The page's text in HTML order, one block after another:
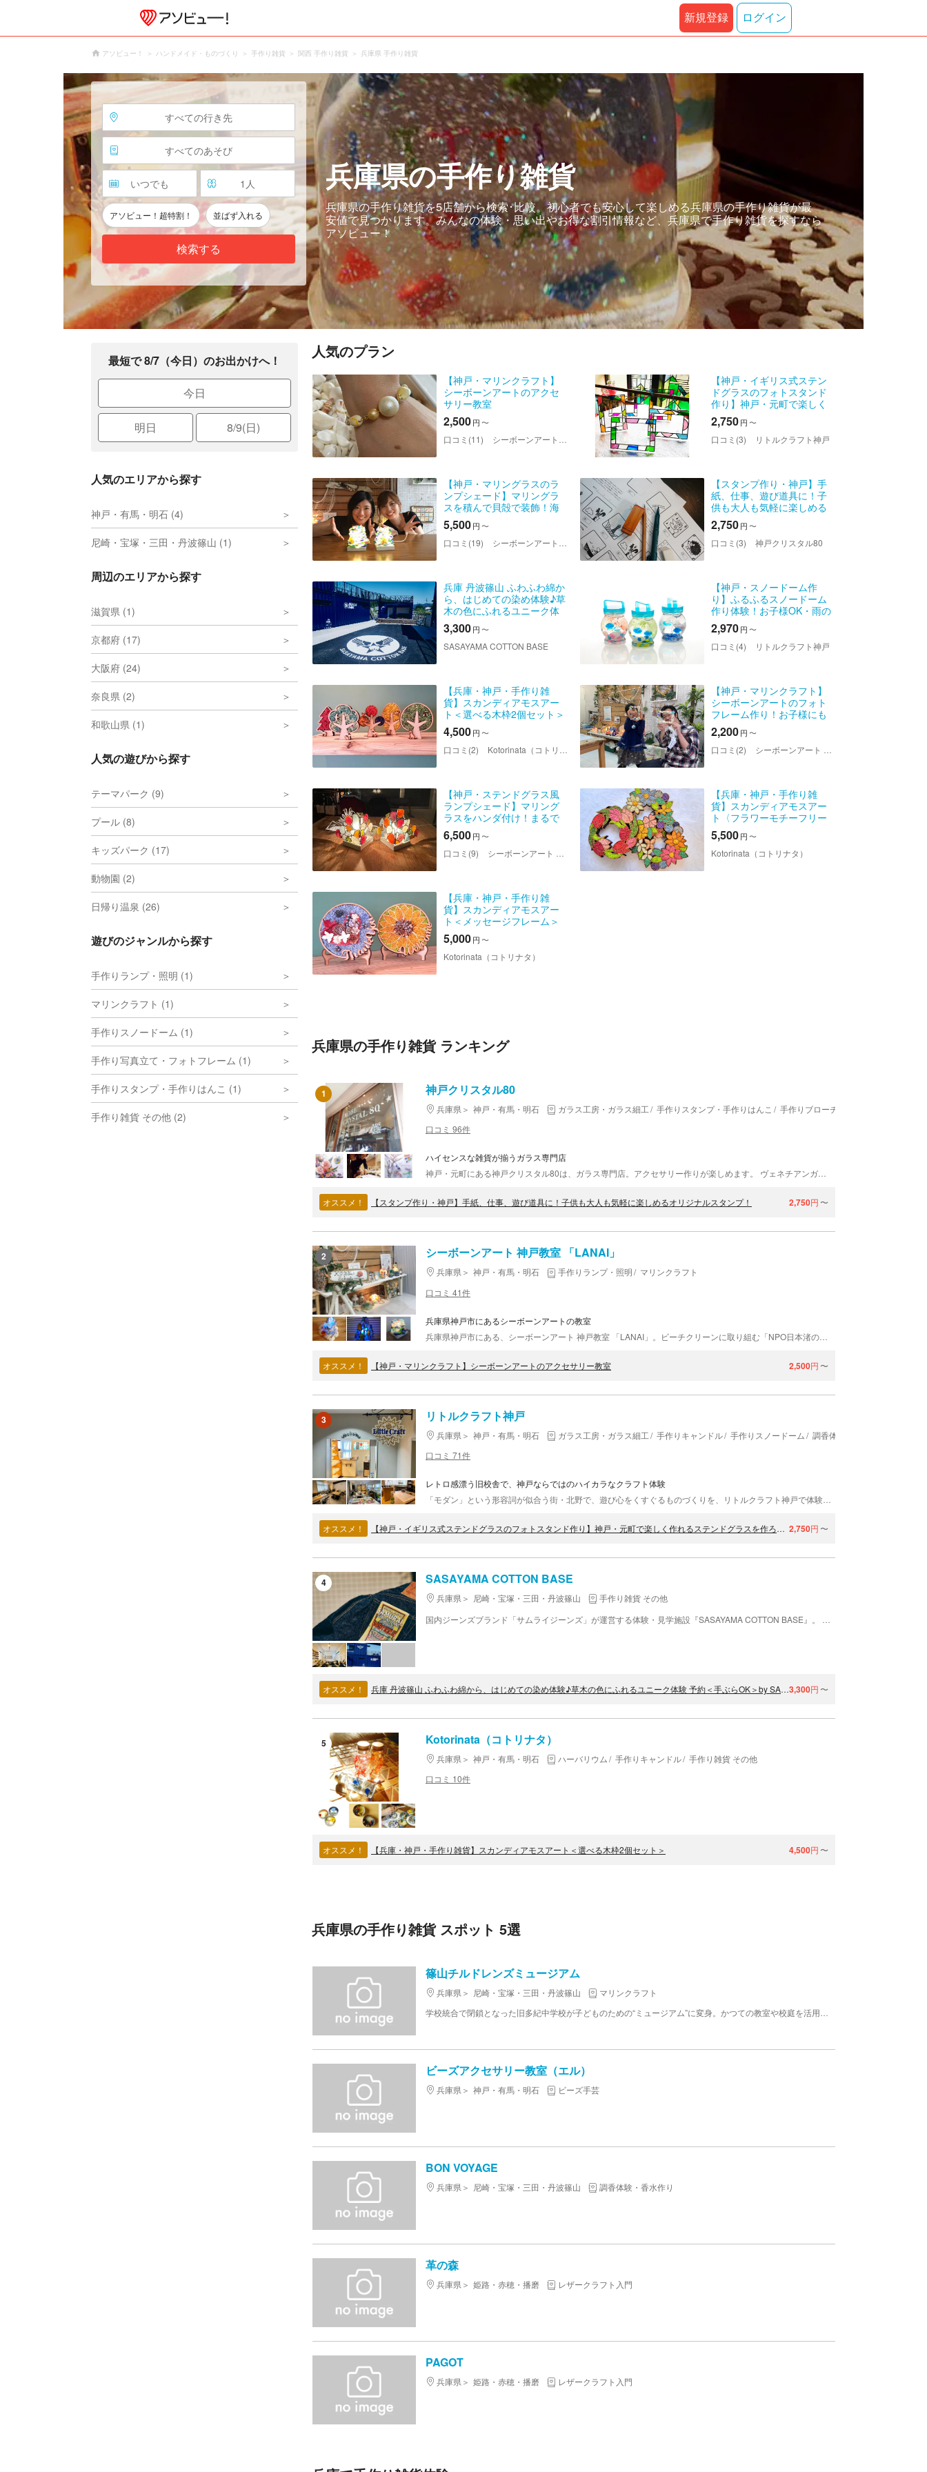
新規登録 ログイン
アソビュー！ ハンドメイド・ものづくり 手作り雑貨 関西 手作り雑貨 兵庫県 手作り雑貨
すべての行き先
すべてのあそび
いつでも 1 人
アソビュー！超特割！ 並ばず入れる
検索する
兵庫県の手作り雑貨
兵庫県の手作り雑貨を5店舗から検索･比較。初心者でも安心して楽しめる兵庫県の手作り雑貨が最
安値で見つかります。みんなの体験・思い出やお得な割引情報など、兵庫県で手作り雑貨を探すなら
アソビュー！
最短で 8/7（今日）のお出かけへ！
今日
明日 8/9(日)
人気のエリアから探す
神戸・有馬・明石 (4)
尼崎・宝塚・三田・丹波篠山 (1)
周辺のエリアから探す
滋賀県 (1)
京都府 (17)
大阪府 (24)
奈良県 (2)
和歌山県 (1)
人気の遊びから探す
テーマパーク (9)
プール (8)
キッズパーク (17)
動物園 (2)
日帰り温泉 (26)
遊びのジャンルから探す
手作りランプ・照明 (1)
マリンクラフト (1)
手作りスノードーム (1)
手作り写真立て・フォトフレーム (1)
手作りスタンプ・手作りはんこ (1)
手作り雑貨 その他 (2)
人気のプラン
【神戸・マリンクラフト】
シーボーンアートのアクセ
サリー教室
2,500円 〜
口コミ(11) シーボーンアート 神戸教室 「LANAI」
【神戸・イギリス式ステン
ドグラスのフォトスタンド
作り】神戸・元町で楽しく
作れるステンドグラスを作
ろう♪カップルにおすすめ！
2,750円 〜
口コミ(3) リトルクラフト神戸
【神戸・マリングラスのラ
ンプシェード】マリングラ
スを積んで貝殻で装飾！海
からの贈り物で作ろう、自
分だけのランプシェード
5,500円 〜
口コミ(19) シーボーンアート 神戸教室 「LANAI」
【スタンプ作り・神戸】手
紙、仕事、遊び道具に！子
供も大人も気軽に楽しめる
オリジナルスタンプ！
2,750円 〜
口コミ(3) 神戸クリスタル80
兵庫 丹波篠山 ふわふわ綿か
ら、はじめての染め体験♪草
木の色にふれるユニーク体
験 予約＜手ぶらOK＞by
SASAYAMA COTTON BASE
3,300円 〜
SASAYAMA COTTON BASE
【神戸・スノードーム作
り】ふるふるスノードーム
作り体験！お子様OK・雨の
日OK・3歳～
2,970円 〜
口コミ(4) リトルクラフト神戸
【兵庫・神戸・手作り雑
貨】スカンディアモスアー
ト＜選べる木枠2個セット＞
4,500円 〜
口コミ(2) Kotorinata（コトリナタ）
【神戸・マリンクラフト】
シーボーンアートのフォト
フレーム作り！お子様にも
大人気♪
2,200円 〜
口コミ(2) シーボーンアート 神戸教室 「LANAI」
【神戸・ステンドグラス風
ランプシェード】マリング
ラスをハンダ付け！まるで
ステンドグラスの美しさ！
海を感じるランプシェード
6,500円 〜
口コミ(9) シーボーンアート 神戸教室 「LANAI」
【兵庫・神戸・手作り雑
貨】スカンディアモスアー
ト〈フラワーモチーフリー
ス〉
5,500円 〜
Kotorinata（コトリナタ）
【兵庫・神戸・手作り雑
貨】スカンディアモスアー
ト＜メッセージフレーム＞
5,000円 〜
Kotorinata（コトリナタ）
兵庫県の手作り雑貨 ランキング
1 神戸クリスタル80
兵庫県 神戸・有馬・明石 ガラス工房・ガラス細工 手作りスタンプ・手作りはんこ
手作りブローチ・タイピン
口コミ 96件
ハイセンスな雑貨が揃うガラス専門店
オススメ！ 【スタンプ作り・神戸】手紙、仕事、遊び道具に！子供も大人も気軽に楽しめるオリジナルスタンプ！ 2,750円 〜
2 シーボーンアート 神戸教室 「LANAI」
兵庫県 神戸・有馬・明石 手作りランプ・照明
マリンクラフト
口コミ 41件
兵庫県神戸市にあるシーボーンアートの教室
オススメ！ 【神戸・マリンクラフト】シーボーンアートのアクセサリー教室 2,500円 〜
3 リトルクラフト神戸
兵庫県 神戸・有馬・明石 ガラス工房・ガラス細工 手作りキャンドル 手作りスノードーム 調香体験・香水作り
口コミ 71件
レトロ感漂う旧校舎で、神戸ならではのハイカラなクラフト体験
オススメ！ 【神戸・イギリス式ステンドグラスのフォトスタンド作り】神戸・元町で楽しく作れるステンドグラスを作ろう♪カップルにおすすめ！ 2,750円 〜
4 SASAYAMA COTTON BASE
兵庫県 尼崎・宝塚・三田・丹波篠山
手作り雑貨 その他
国内ジーンズブランド「サムライジーンズ」が運営する体験・見学施設『SASAYAMA COTTON BASE』。 綿を育て、糸にして、染めて、生地にして、ジーンズをつくる。 そんな工程をイメージした体験/見学することが出来ます。 自分たちで育てた綿からジーンズを作る。そんなジーンズメーカーがあることをご存じですか？ 綿花から始まる、モノ作り。 サムライのこだわりを体現していただけます。
オススメ！ 兵庫 丹波篠山 ふわふわ綿から、はじめての染め体験♪草木の色にふれるユニーク体験 予約＜手ぶらOK＞by SASAYAMA COTTON BASE3,300円 〜
5 Kotorinata（コトリナタ）
兵庫県 神戸・有馬・明石 ハーバリウム 手作りキャンドル
手作り雑貨 その他
口コミ 10件
オススメ！ 【兵庫・神戸・手作り雑貨】スカンディアモスアート＜選べる木枠2個セット＞ 4,500円 〜
兵庫県の手作り雑貨 スポット 5選
篠山チルドレンズミュージアム
兵庫県 尼崎・宝塚・三田・丹波篠山
マリンクラフト
学校統合で閉鎖となった旧多紀中学校が子どものための“ミュージアム”に変身。かつての教室や校庭を活用したさまざまな遊びの場があるほか、自然環境や食育、芸術などさまざまなテーマのワークショック、人形劇、絵本の読み聞かせといったイベントを開催。併設のレストランには「給食こんだて」が。さらにテイクアウトカフェ、駄菓子屋さんもあり、子どもたちが楽しく時間を過ごせる空間が広がっている。
ビーズアクセサリー教室（エル）
兵庫県 神戸・有馬・明石 ビーズ手芸
BON VOYAGE
兵庫県 尼崎・宝塚・三田・丹波篠山 調香体験・香水作り
革の森
兵庫県 姫路・赤穂・播磨 レザークラフト入門
PAGOT
兵庫県 姫路・赤穂・播磨 レザークラフト入門